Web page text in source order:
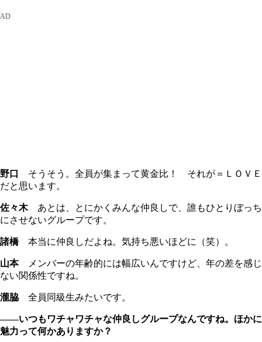
野口
そうそう。全員が集まって黄金比！ それが＝ＬＯＶＥ
だと思います。
佐々木あとは、とにかくみんな仲良しで、誰もひとりぼっち
にさせないグループです。
諸橋本当に仲良しだよね。気持ち悪いほどに（笑）。
山本メンバーの年齢的には幅広いんですけど、年の差を感じ
ない関係性ですね。
瀧脇 全員同級生みたいです。
――いつもワチャワチャな仲良しグループなんですね。ほかに
魅力って何かありますか？